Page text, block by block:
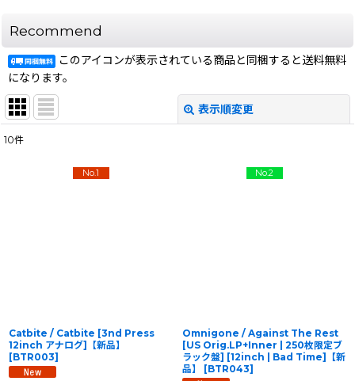
Recommend
このアイコンが表示されている商品と同梱すると送料無料
になります。
表示順変更
10件
No.1
Catbite / Catbite [3nd Press
12inch アナログ]【新品】
[BTR003]
No.2
Omnigone / Against The Rest
[US Orig.LP+Inner | 250枚限定ブ
ラック盤] [12inch | Bad Time]【新
品】
[BTR043]